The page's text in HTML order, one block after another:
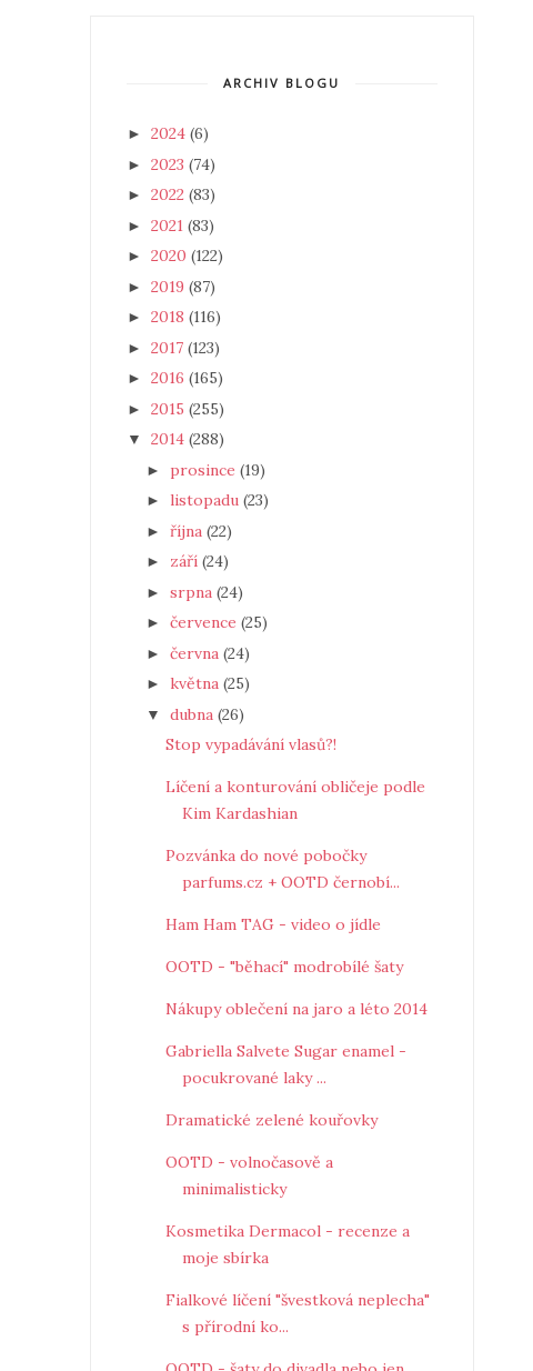
ARCHIV BLOGU
► 2024 (6)
► 2023 (74)
► 2022 (83)
► 2021 (83)
► 2020 (122)
► 2019 (87)
► 2018 (116)
► 2017 (123)
► 2016 (165)
► 2015 (255)
▼ 2014 (288)
► prosince (19)
► listopadu (23)
► října (22)
► září (24)
► srpna (24)
► července (25)
► června (24)
► května (25)
▼ dubna (26)
Stop vypadávání vlasů?!
Líčení a konturování obličeje podle
Kim Kardashian
Pozvánka do nové pobočky
parfums.cz + OOTD černobí...
Ham Ham TAG - video o jídle
OOTD - "běhací" modrobílé šaty
Nákupy oblečení na jaro a léto 2014
Gabriella Salvete Sugar enamel -
pocukrované laky ...
Dramatické zelené kouřovky
OOTD - volnočasově a
minimalisticky
Kosmetika Dermacol - recenze a
moje sbírka
Fialkové líčení "švestková neplecha"
s přírodní ko...